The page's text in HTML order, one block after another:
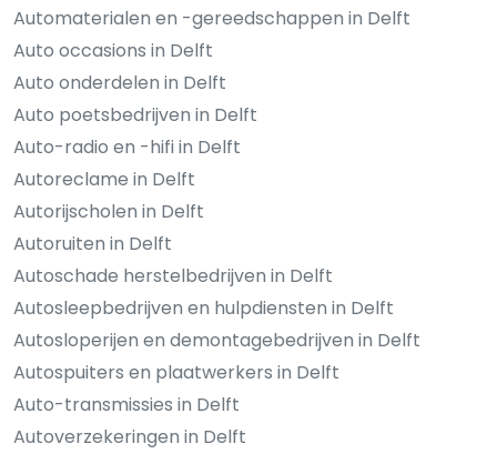
Automaterialen en -gereedschappen in Delft
Auto occasions in Delft
Auto onderdelen in Delft
Auto poetsbedrijven in Delft
Auto-radio en -hifi in Delft
Autoreclame in Delft
Autorijscholen in Delft
Autoruiten in Delft
Autoschade herstelbedrijven in Delft
Autosleepbedrijven en hulpdiensten in Delft
Autosloperijen en demontagebedrijven in Delft
Autospuiters en plaatwerkers in Delft
Auto-transmissies in Delft
Autoverzekeringen in Delft